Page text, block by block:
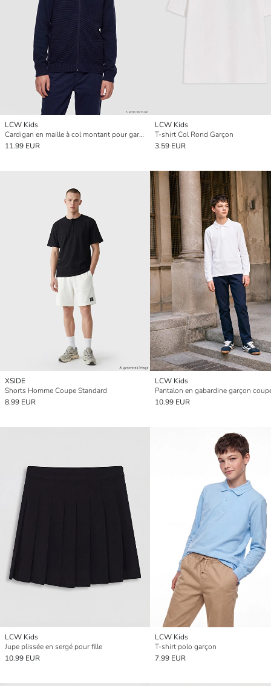
LCW Kids
Cardigan en maille à col montant pour garçon
11.99 EUR
LCW Kids
T-shirt Col Rond Garçon
3.59 EUR
XSIDE
Shorts Homme Coupe Standard
8.99 EUR
LCW Kids
Pantalon en gabardine garçon
10.99 EUR
LCW Kids
Jupe plissée en sergé pour fille
10.99 EUR
LCW Kids
T-shirt polo garçon
7.99 EUR